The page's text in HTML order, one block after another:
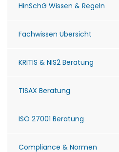
HinSchG Wissen & Regeln
Fachwissen Übersicht
KRITIS & NIS2 Beratung
TISAX Beratung
ISO 27001 Beratung
Compliance & Normen